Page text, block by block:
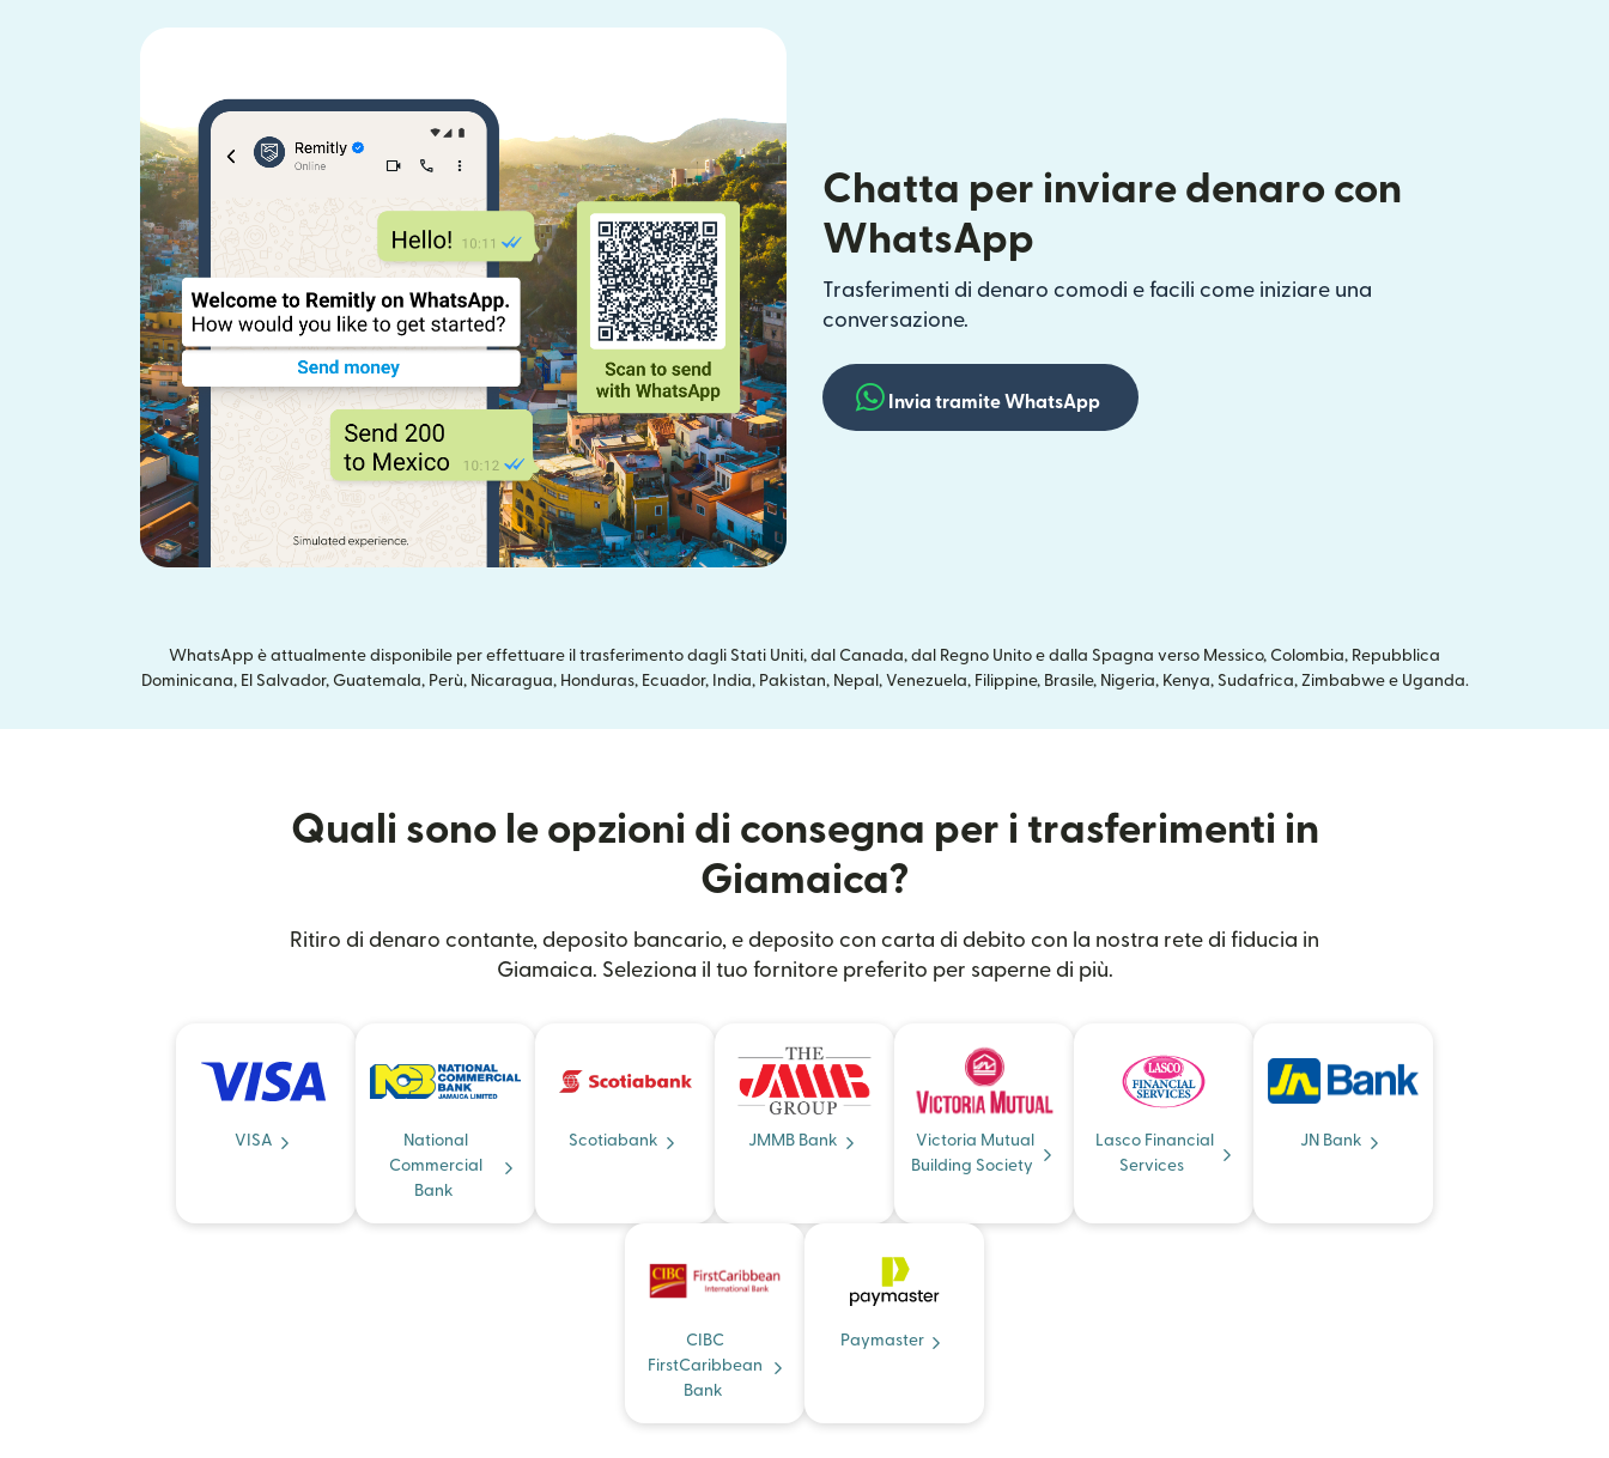
Chatta per inviare denaro con
WhatsApp
Trasferimenti di denaro comodi e facili come iniziare una
conversazione.
Invia tramite WhatsApp
WhatsApp è attualmente disponibile per effettuare il trasferimento dagli Stati Uniti, dal Canada, dal Regno Unito e dalla Spagna verso Messico, Colombia, Repubblica
Dominicana, El Salvador, Guatemala, Perù, Nicaragua, Honduras, Ecuador, India, Pakistan, Nepal, Venezuela, Filippine, Brasile, Nigeria, Kenya, Sudafrica, Zimbabwe e Uganda.
Quali sono le opzioni di consegna per i trasferimenti in
Giamaica?
Ritiro di denaro contante, deposito bancario, e deposito con carta di debito con la nostra rete di fiducia in
Giamaica. Seleziona il tuo fornitore preferito per saperne di più.
VISA
National
Commercial
Bank
Scotiabank JMMB Bank
Victoria Mutual
Building Society
Lasco Financial
Services
JN Bank
CIBC
FirstCaribbean
Bank
Paymaster